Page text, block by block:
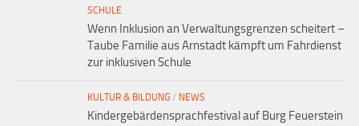
SCHULE
Wenn Inklusion an Verwaltungsgrenzen scheitert –
Taube Familie aus Arnstadt kämpft um Fahrdienst
zur inklusiven Schule
KULTUR & BILDUNG / NEWS
Kindergebärdensprachfestival auf Burg Feuerstein